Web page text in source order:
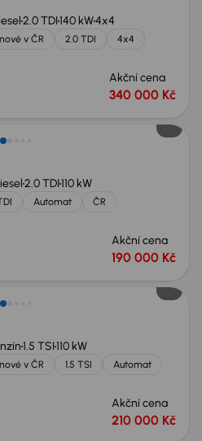
2.0 TDI140 kW4x4
v ČR 2.0 TDI
4x4
Akční cena
340 000 Kč
2.0 TDI110 kW
Automat
ČR
Akční cena
190 000 Kč
1.5 TSI110 kW
v ČR 1.5 TSI
Automat
Akční cena
210 000 Kč